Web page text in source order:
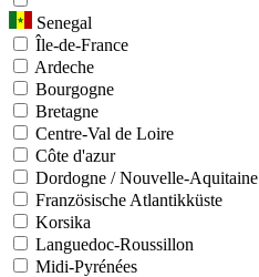
Senegal
Île-de-France
Ardeche
Bourgogne
Bretagne
Centre-Val de Loire
Côte d'azur
Dordogne / Nouvelle-Aquitaine
Französische Atlantikküste
Korsika
Languedoc-Roussillon
Midi-Pyrénées